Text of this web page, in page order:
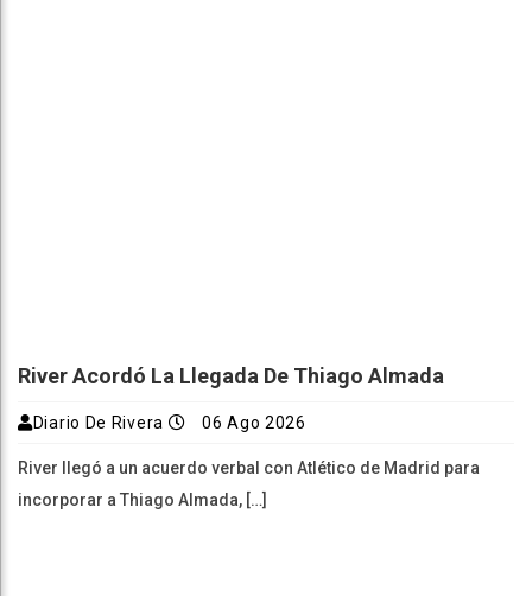
River Acordó La Llegada De Thiago Almada
Diario De Rivera 06 Ago 2026
River llegó a un acuerdo verbal con Atlético de Madrid para
incorporar a Thiago Almada, […]